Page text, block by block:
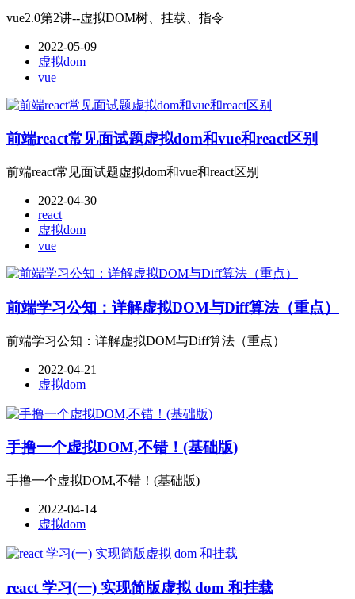
vue2.0第2讲--虚拟DOM树、挂载、指令
2022-05-09
虚拟dom
vue
前端react常见面试题虚拟dom和vue和react区别
前端react常见面试题虚拟dom和vue和react区别
2022-04-30
react
虚拟dom
vue
前端学习公知：详解虚拟DOM与Diff算法（重点）
前端学习公知：详解虚拟DOM与Diff算法（重点）
2022-04-21
虚拟dom
手撸一个虚拟DOM,不错！(基础版)
手撸一个虚拟DOM,不错！(基础版)
2022-04-14
虚拟dom
react 学习(一) 实现简版虚拟 dom 和挂载